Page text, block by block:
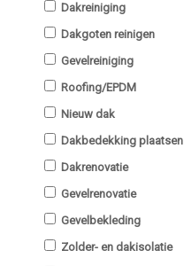
Dakreiniging
Dakgoten reinigen
Gevelreiniging
Roofing/EPDM
Nieuw dak
Dakbedekking plaatsen
Dakrenovatie
Gevelrenovatie
Gevelbekleding
Zolder- en dakisolatie